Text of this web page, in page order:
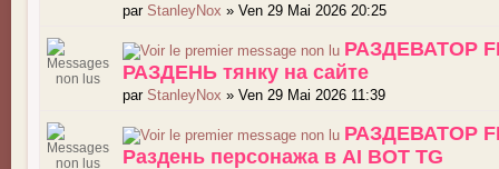
par StanleyNox » Ven 29 Mai 2026 20:25
РАЗДЕВАТОР
РАЗДЕНЬ тянку на сайте
par StanleyNox » Ven 29 Mai 2026 11:39
РАЗДЕВАТОР
Раздень персонажа в AI BOT TG